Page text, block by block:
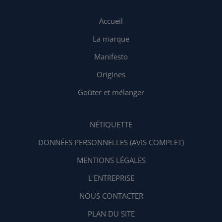
Accueil
La marque
Manifesto
Origines
Goûter et mélanger
NÉTIQUETTE
DONNÉES PERSONNELLES (AVIS COMPLET)
MENTIONS LÉGALES
L'ENTREPRISE
NOUS CONTACTER
PLAN DU SITE